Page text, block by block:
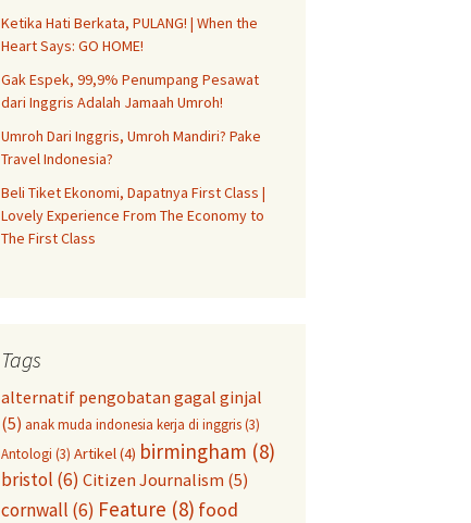
Ketika Hati Berkata, PULANG! | When the
Heart Says: GO HOME!
Gak Espek, 99,9% Penumpang Pesawat
dari Inggris Adalah Jamaah Umroh!
Umroh Dari Inggris, Umroh Mandiri? Pake
Travel Indonesia?
Beli Tiket Ekonomi, Dapatnya First Class |
Lovely Experience From The Economy to
The First Class
Tags
alternatif pengobatan gagal ginjal
(5) anak muda indonesia kerja di inggris(3)
Antologi (3) Artikel(4) birmingham (8)
bristol (6) Citizen Journalism (5)
cornwall (6) Feature (8) food